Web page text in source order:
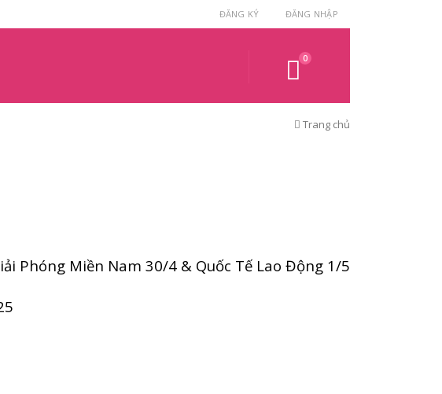
ĐĂNG KÝ ĐĂNG NHẬP
0
Trang chủ
Phóng Miền Nam 30/4 & Quốc Tế Lao Động 1/5